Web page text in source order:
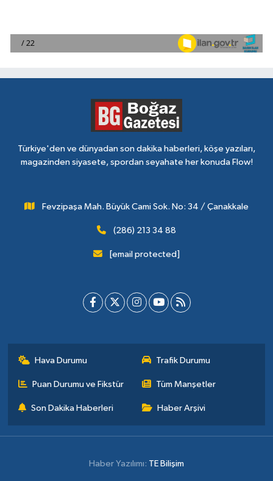
Türkiye'den ve dünyadan son dakika haberleri, köşe yazıları,
magazinden siyasete, spordan seyahate her konuda Flow!
Fevzipaşa Mah. Büyük Cami Sok. No: 34 / Çanakkale
(286) 213 34 88
[email protected]
Hava Durumu Trafik Durumu
Puan Durumu ve Fikstür Tüm Manşetler
Son Dakika Haberleri Haber Arşivi
Haber Yazılımı: TE Bilişim